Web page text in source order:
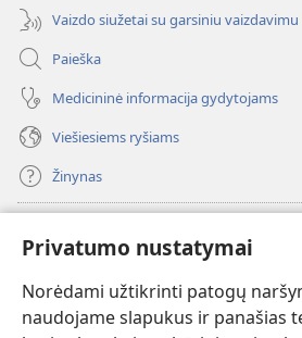
Privatumo nustatymai
Norėdami užtikrinti patogų
naudojame slapukus ir panašias
Vaizdo siužetai su garsiniu vaizdavimu
Paieška
Medicininė informacija gydytojams
Viešiesiems ryšiams
Žinynas
(atsiveria
naujas
langas)Sargybos bokšto INTERNETINĖ
(atsiveria
naujas
®